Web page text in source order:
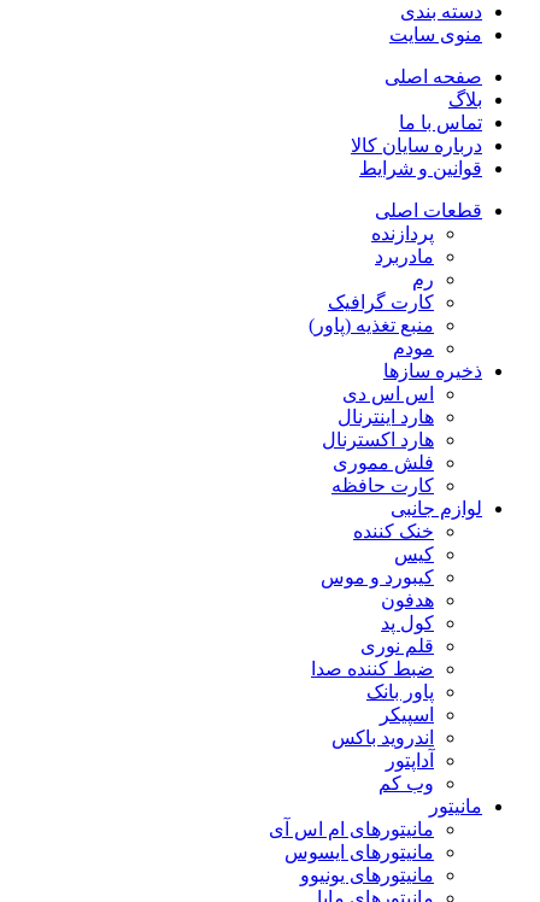
دسته بندی
منوی سایت
صفحه اصلی
بلاگ
تماس با ما
درباره سایان کالا
قوانین و شرایط
قطعات اصلی
پردازنده
مادربرد
رم
کارت گرافیک
منبع تغذیه (پاور)
مودم
ذخیره سازها
اس اس دی
هارد اینترنال
هارد اکسترنال
فلش مموری
کارت حافظه
لوازم جانبی
خنک کننده
کیس
کیبورد و موس
هدفون
کول پد
قلم نوری
ضبط کننده صدا
پاور بانک
اسپیکر
اندروید باکس
آداپتور
وب کم
مانیتور
مانیتورهای ام اس آی
مانیتورهای ایسوس
مانیتورهای یونیوو